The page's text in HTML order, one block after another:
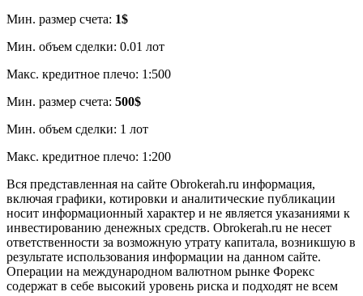
Мин. размер счета: 1$
Мин. объем сделки: 0.01 лот
Макс. кредитное плечо: 1:500
Мин. размер счета: 500$
Мин. объем сделки: 1 лот
Макс. кредитное плечо: 1:200
Вся представленная на сайте Obrokerah.ru информация,
включая графики, котировки и аналитические публикации
носит информационный характер и не является указаниями к
инвестированию денежных средств. Obrokerah.ru не несет
ответственности за возможную утрату капитала, возникшую в
результате использования информации на данном сайте.
Операции на международном валютном рынке Форекс
содержат в себе высокий уровень риска и подходят не всем